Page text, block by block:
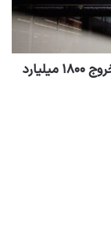
بازار سرمایه در پیچ نقدینگی/ هشدار درباره خروج ۱۸۰۰ میلیارد